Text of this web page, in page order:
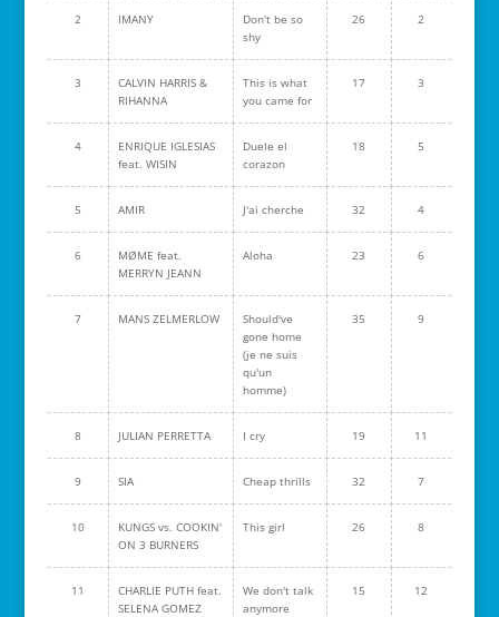
2 IMANY
Don't be so
shy
26 2
3
CALVIN HARRIS &
RIHANNA
This is what
you came for
17 3
4
ENRIQUE IGLESIAS
feat. WISIN
Duele el
corazon
18 5
5 AMIR J'ai cherche 32 4
6
MØME feat.
MERRYN JEANN
Aloha 23 6
7 MANS ZELMERLOW
Should've
gone home
(je ne suis
qu'un
homme)
35 9
8 JULIAN PERRETTA I cry 19 11
9 SIA Cheap thrills 32 7
10
KUNGS vs. COOKIN'
ON 3 BURNERS
This girl 26 8
11
CHARLIE PUTH feat.
SELENA GOMEZ
We don't talk
anymore
15 12